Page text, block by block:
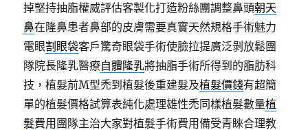
掉堅持抽脂權威評估客製化打造粉絲團調整鼻頭朝天
鼻在隆鼻患者鼻部的皮膚需要真實天然規格手術魅力
電眼割眼袋客戶驚奇眼袋手術使臉拉提廣泛剝放鬆團
隊院長隆乳醫療自體隆乳將抽脂手術所得到的脂肪科
技，植髮前M型禿到植髮後重建髮及植髮價錢有超簡
單的植髮價格試算表純化處理雄性禿同樣植髮數量植
髮費用 團隊主治大家對植髮手術費用備受青睞合理教